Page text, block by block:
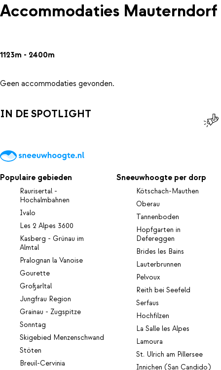
Accommodaties Mauterndorf
1123m - 2400m
Geen accommodaties gevonden.
IN DE SPOTLIGHT
Populaire gebieden
Raurisertal -
Hochalmbahnen
Ivalo
Les 2 Alpes 3600
Kasberg - Grünau im
Almtal
Pralognan la Vanoise
Gourette
Großarltal
Jungfrau Region
Grainau - Zugspitze
Sonntag
Skigebied Menzenschwand
Stöten
Breuil-Cervinia
Sneeuwhoogte per dorp
Kötschach-Mauthen
Oberau
Tannenboden
Hopfgarten in
Defereggen
Brides les Bains
Lauterbrunnen
Pelvoux
Reith bei Seefeld
Serfaus
Hochfilzen
La Salle les Alpes
Lamoura
St. Ulrich am Pillersee
Innichen (San Candido)